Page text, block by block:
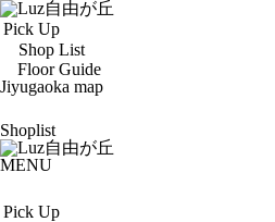
Pick Up
Shop List
Floor Guide
Jiyugaoka map
Shoplist
MENU
Pick Up